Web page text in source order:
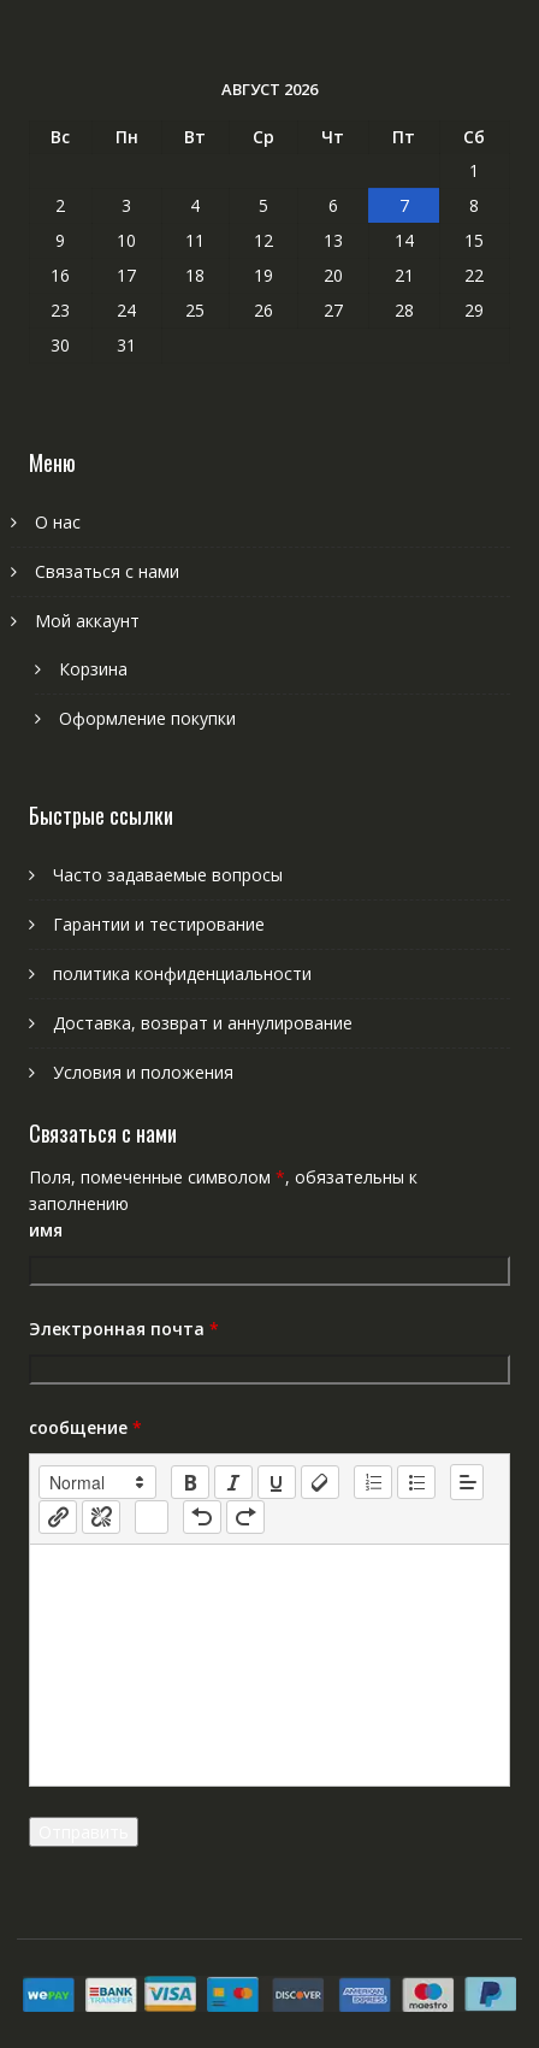
АВГУСТ 2026
Вс Пн Вт Ср Чт Пт
Сб
1
2
3 4 5 6 7
8
9
10 11 12 13 14
15
16
17 18 19 20 21
22
23
24 25 26 27 28
29
30
31
Меню
О нас
Связаться с нами
Мой аккаунт
Корзина
Оформление покупки
Быстрые ссылки
Часто задаваемые вопросы
Гарантии и тестирование
политика конфиденциальности
Доставка, возврат и аннулирование
Условия и положения
Связаться с нами
Поля, помеченные символом *, обязательны к
заполнению
имя
Электронная почта *
сообщение *